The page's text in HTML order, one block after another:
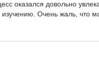
оказался довольно
Очень жаль, что